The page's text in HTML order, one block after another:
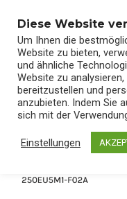
Start/Shop/Ersatzteile
Diese Website
Um Ihnen die
Website zu bieten,
und ähnliche
Website zu
bereitzustellen und
anzubieten. Indem Sie
sich mit der
Einstellungen